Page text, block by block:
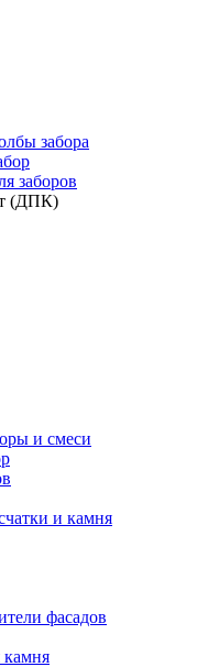
забора
заборов
(ДПК)
и смеси
и камня
фасадов